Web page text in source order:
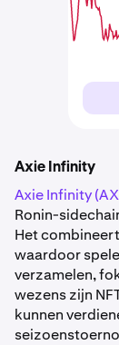
Axie Infinity
Axie Infinity
Ronin-
Het
waardoor
verzamelen,
wezens zijn
kunnen